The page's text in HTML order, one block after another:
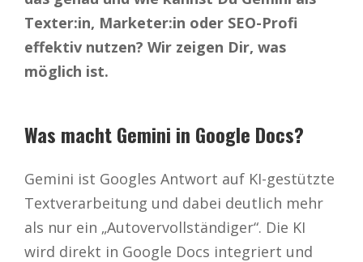
Texter:in, Marketer:in oder SEO-Profi
effektiv nutzen? Wir zeigen Dir, was
möglich ist.
Was macht Gemini in Google Docs?
Gemini ist Googles Antwort auf KI-gestützte
Textverarbeitung und dabei deutlich mehr
als nur ein „Autovervollständiger“. Die KI
wird direkt in Google Docs integriert und